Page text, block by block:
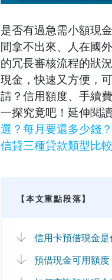
是否有過急需小額現
間拿不出來、人在國
的冗長審核流程的狀
現金，快速又方便，
請？信用額度、手續
一探究竟吧！ 延伸閱讀
選？每月要還多少錢？
信貸三種貸款類型比較
【本文重點段落】
信用卡預借現金是
預借現金可用額度